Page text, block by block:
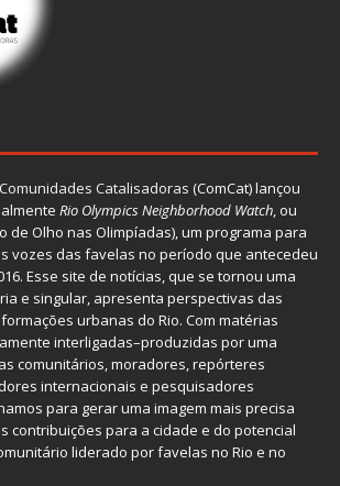
Comunidades Catalisadoras (ComCat) lançou
Rio Olympics Neighborhood Watch, ou
de Olho nas Olimpíadas), um programa para
vozes das favelas no período que antecedeu
Esse site de notícias, que se tornou uma
e singular, apresenta perspectivas das
urbanas do Rio. Com matérias
interligadas–produzidas por uma
comunitários, moradores, repórteres
internacionais e pesquisadores
para gerar uma imagem mais precisa
contribuições para a cidade e do potencial
liderado por favelas no Rio e no